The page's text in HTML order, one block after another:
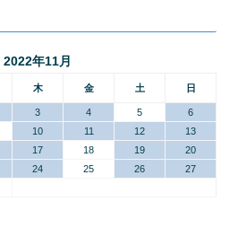
2022年11月
木 金 土 日
3 4 5
6
10 11 12
13
17 18 19
20
24 25 26
27